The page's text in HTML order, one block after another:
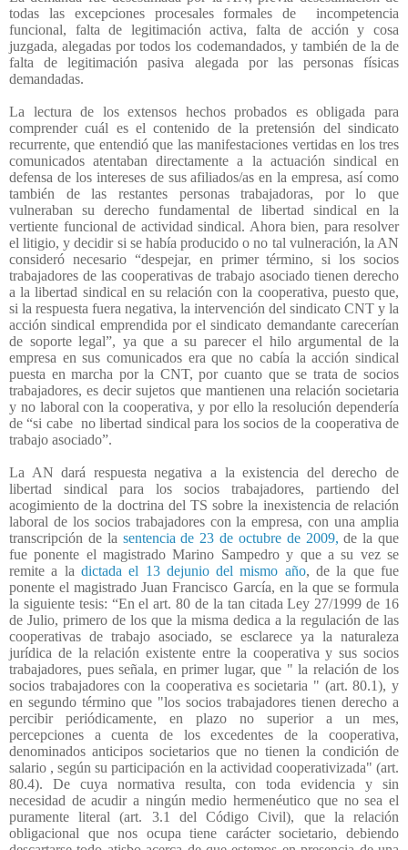
todas las excepciones procesales formales de
incompetencia
funcional, falta de legitimación activa, falta de acción y cosa
juzgada, alegadas por todos los codemandados, y también de la de
falta de legitimación pasiva alegada por las personas físicas
demandadas.
La lectura de los extensos hechos probados es obligada para
comprender cuál es el contenido de la pretensión del sindicato
recurrente, que entendió que las manifestaciones vertidas en los tres
comunicados atentaban directamente a la actuación sindical en
defensa de los intereses de sus afiliados/as en la empresa, así como
también de las restantes personas trabajadoras, por lo que
vulneraban su derecho fundamental de libertad sindical en la
vertiente funcional de actividad sindical. Ahora bien, para resolver
el litigio, y decidir si se había producido o no tal vulneración, la AN
consideró necesario “despejar, en primer término, si los socios
trabajadores de las cooperativas de trabajo asociado tienen derecho
a la libertad sindical en su relación con la cooperativa, puesto que,
si la respuesta fuera negativa, la intervención del sindicato CNT y la
acción sindical emprendida por el sindicato demandante carecerían
de soporte legal”, ya que a su parecer el hilo argumental de la
empresa en sus comunicados era que no cabía la acción sindical
puesta en marcha por la CNT, por cuanto que se trata de socios
trabajadores, es decir sujetos que mantienen una relación societaria
y no laboral con la cooperativa, y por ello la resolución dependería
de “si cabe no libertad sindical para los socios de la cooperativa de
trabajo asociado”.
La AN dará respuesta negativa a la existencia del derecho de
libertad sindical para los socios trabajadores, partiendo del
acogimiento de la doctrina del TS sobre la inexistencia de relación
laboral de los socios trabajadores con la empresa, con una amplia
transcripción de la sentencia de 23 de octubre de 2009, de la que
fue ponente el magistrado Marino Sampedro y que a su vez se
remite a la dictada el 13 dejunio del mismo año, de la que fue
ponente el magistrado Juan Francisco García, en la que se formula
la siguiente tesis: “En el art. 80 de la tan citada Ley 27/1999 de 16
de Julio, primero de los que la misma dedica a la regulación de las
cooperativas de trabajo asociado, se esclarece ya la naturaleza
jurídica de la relación existente entre la cooperativa y sus socios
trabajadores, pues señala, en primer lugar, que " la relación de los
socios trabajadores con la cooperativa es societaria " (art. 80.1), y
en segundo término que "los socios trabajadores tienen derecho a
percibir periódicamente, en plazo no superior a un mes,
percepciones a cuenta de los excedentes de la cooperativa,
denominados anticipos societarios que no tienen la condición de
salario , según su participación en la actividad cooperativizada" (art.
80.4). De cuya normativa resulta, con toda evidencia y sin
necesidad de acudir a ningún medio hermenéutico que no sea el
puramente literal (art. 3.1 del Código Civil), que la relación
obligacional que nos ocupa tiene carácter societario, debiendo